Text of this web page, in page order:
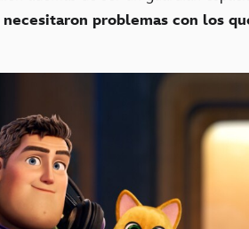
problemas con los